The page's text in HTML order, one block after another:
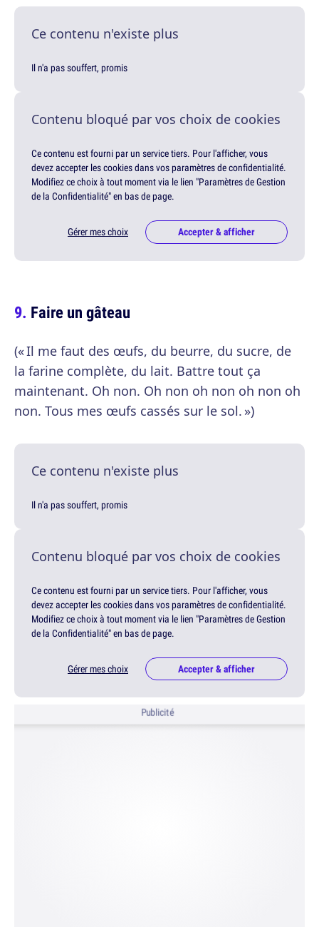
Ce contenu n'existe plus
Il n'a pas souffert, promis
Contenu bloqué par vos choix de cookies
Ce contenu est fourni par un service tiers. Pour l'afficher, vous
devez accepter les cookies dans vos paramètres de confidentialité.
Modifiez ce choix à tout moment via le lien "Paramètres de Gestion
de la Confidentialité" en bas de page.
Gérer mes choix Accepter & afficher
Faire un gâteau
(« Il me faut des œufs, du beurre, du sucre, de
la farine complète, du lait. Battre tout ça
maintenant. Oh non. Oh non oh non oh non oh
non. Tous mes œufs cassés sur le sol. »)
Ce contenu n'existe plus
Il n'a pas souffert, promis
Contenu bloqué par vos choix de cookies
Ce contenu est fourni par un service tiers. Pour l'afficher, vous
devez accepter les cookies dans vos paramètres de confidentialité.
Modifiez ce choix à tout moment via le lien "Paramètres de Gestion
de la Confidentialité" en bas de page.
Gérer mes choix Accepter & afficher
Publicité